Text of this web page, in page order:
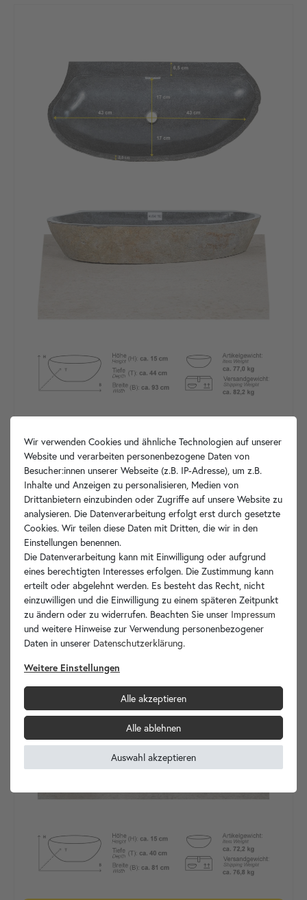
Unikat VcS4.152 in den Warenkorb
Wir verwenden Cookies und ähnliche Technologien auf unserer
Website und verarbeiten personenbezogene Daten von
Besucher:innen unserer Webseite (z.B. IP-Adresse), um z.B.
Inhalte und Anzeigen zu personalisieren, Medien von
Drittanbietern einzubinden oder Zugriffe auf unsere Website zu
analysieren. Die Datenverarbeitung erfolgt erst durch gesetzte
Cookies. Wir teilen diese Daten mit Dritten, die wir in den
Einstellungen benennen.
Die Datenverarbeitung kann mit Einwilligung oder aufgrund
eines berechtigten Interesses erfolgen. Die Zustimmung kann
erteilt oder abgelehnt werden. Es besteht das Recht, nicht
einzuwilligen und die Einwilligung zu einem späteren Zeitpunkt
zu ändern oder zu widerrufen. Beachten Sie unser Impressum
und weitere Hinweise zur Verwendung personenbezogener
Daten in unserer Daten­schutz­erklärung.
Weitere Einstellungen
Alle akzeptieren
Alle ablehnen
Auswahl akzeptieren